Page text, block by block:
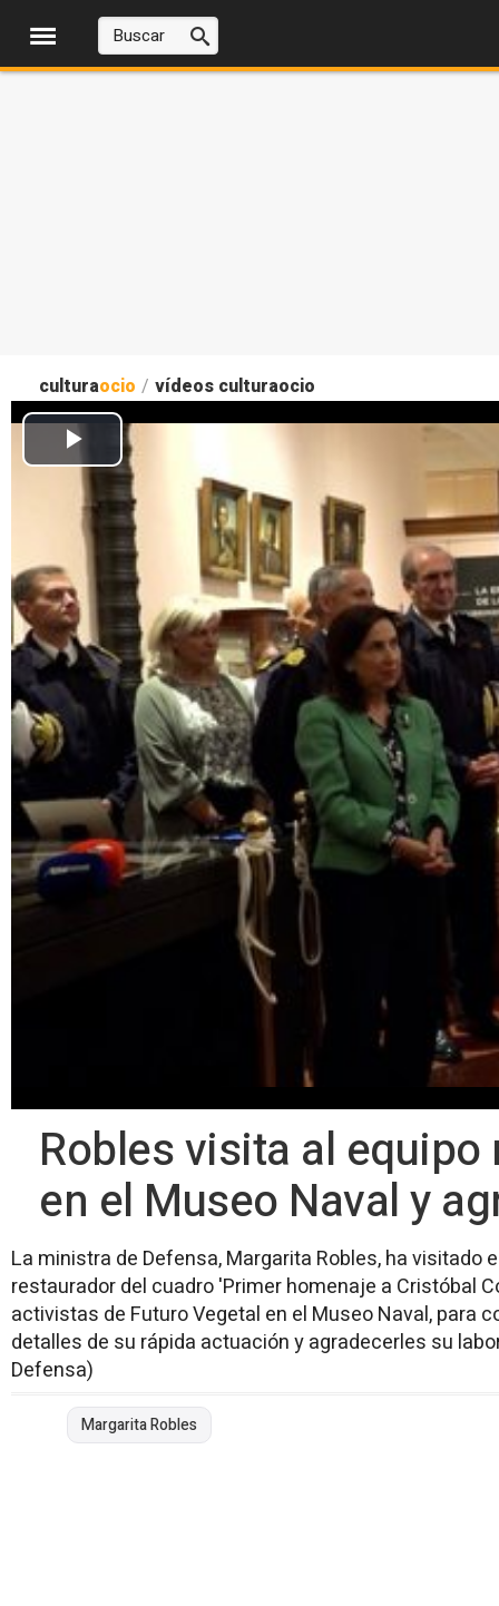
culturaocio / vídeos culturaocio
Robles visita al
en el Museo Naval y
La ministra de Defensa, Margarita Robles, ha visitado
restaurador del cuadro 'Primer homenaje a Cristóbal
activistas de Futuro Vegetal en el Museo Naval, para
detalles de su rápida actuación y agradecerles su
Defensa)
Margarita Robles